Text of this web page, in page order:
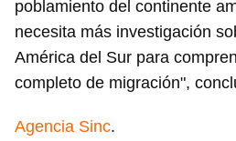
poblamiento del continente
necesita más investigación
América del Sur para
completo de migración",
Agencia Sinc.